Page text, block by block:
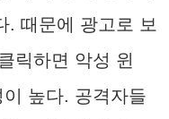
. 때문에 광고로 보
릭하면 악성 윈
높다. 공격자들